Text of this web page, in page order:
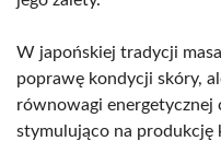
W japońskiej tradycji
poprawę kondycji skóry,
równowagi energetycznej
stymulująco na produkcję